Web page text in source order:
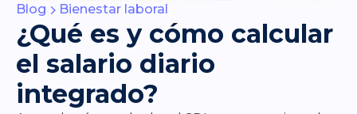
Blog Bienestar laboral
¿Qué es y cómo calcular
el salario diario
integrado?